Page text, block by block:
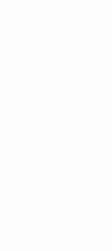
L’appartement au